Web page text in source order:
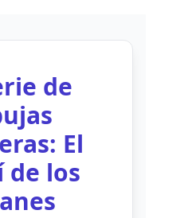
de
El
de los